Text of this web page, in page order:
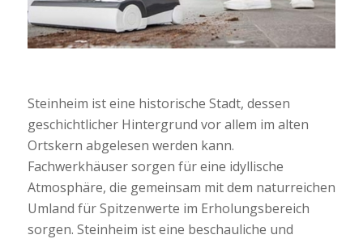
Steinheim ist eine historische Stadt, dessen
geschichtlicher Hintergrund vor allem im alten
Ortskern abgelesen werden kann.
Fachwerkhäuser sorgen für eine idyllische
Atmosphäre, die gemeinsam mit dem naturreichen
Umland für Spitzenwerte im Erholungsbereich
sorgen. Steinheim ist eine beschauliche und